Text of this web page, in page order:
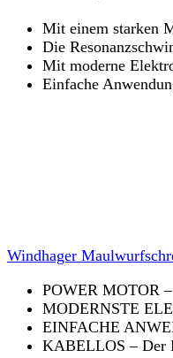
Mit einem starken
Die
Mit moderne
Einfache
Windhager
POWER MOTOR
MODERNSTE
EINFACHE
KABELLOS – Der